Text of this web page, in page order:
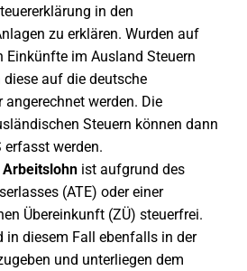
in den
zu erklären. Wurden auf
Einkünfte im Ausland Steuern
auf die deutsche
angerechnet werden. Die
Steuern können dann
erfasst werden.
ist aufgrund des
(ATE) oder einer
Übereinkunft (ZÜ) steuerfrei.
in diesem Fall ebenfalls in der
und unterliegen dem